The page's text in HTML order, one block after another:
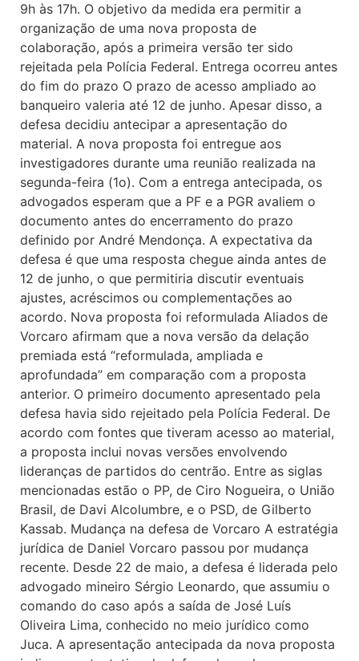
9h às 17h. O objetivo da medida era permitir a
organização de uma nova proposta de
colaboração, após a primeira versão ter sido
rejeitada pela Polícia Federal. Entrega ocorreu antes
do fim do prazo O prazo de acesso ampliado ao
banqueiro valeria até 12 de junho. Apesar disso, a
defesa decidiu antecipar a apresentação do
material. A nova proposta foi entregue aos
investigadores durante uma reunião realizada na
segunda-feira (1o). Com a entrega antecipada, os
advogados esperam que a PF e a PGR avaliem o
documento antes do encerramento do prazo
definido por André Mendonça. A expectativa da
defesa é que uma resposta chegue ainda antes de
12 de junho, o que permitiria discutir eventuais
ajustes, acréscimos ou complementações ao
acordo. Nova proposta foi reformulada Aliados de
Vorcaro afirmam que a nova versão da delação
premiada está “reformulada, ampliada e
aprofundada” em comparação com a proposta
anterior. O primeiro documento apresentado pela
defesa havia sido rejeitado pela Polícia Federal. De
acordo com fontes que tiveram acesso ao material,
a proposta inclui novas versões envolvendo
lideranças de partidos do centrão. Entre as siglas
mencionadas estão o PP, de Ciro Nogueira, o União
Brasil, de Davi Alcolumbre, e o PSD, de Gilberto
Kassab. Mudança na defesa de Vorcaro A estratégia
jurídica de Daniel Vorcaro passou por mudança
recente. Desde 22 de maio, a defesa é liderada pelo
advogado mineiro Sérgio Leonardo, que assumiu o
comando do caso após a saída de José Luís
Oliveira Lima, conhecido no meio jurídico como
Juca. A apresentação antecipada da nova proposta